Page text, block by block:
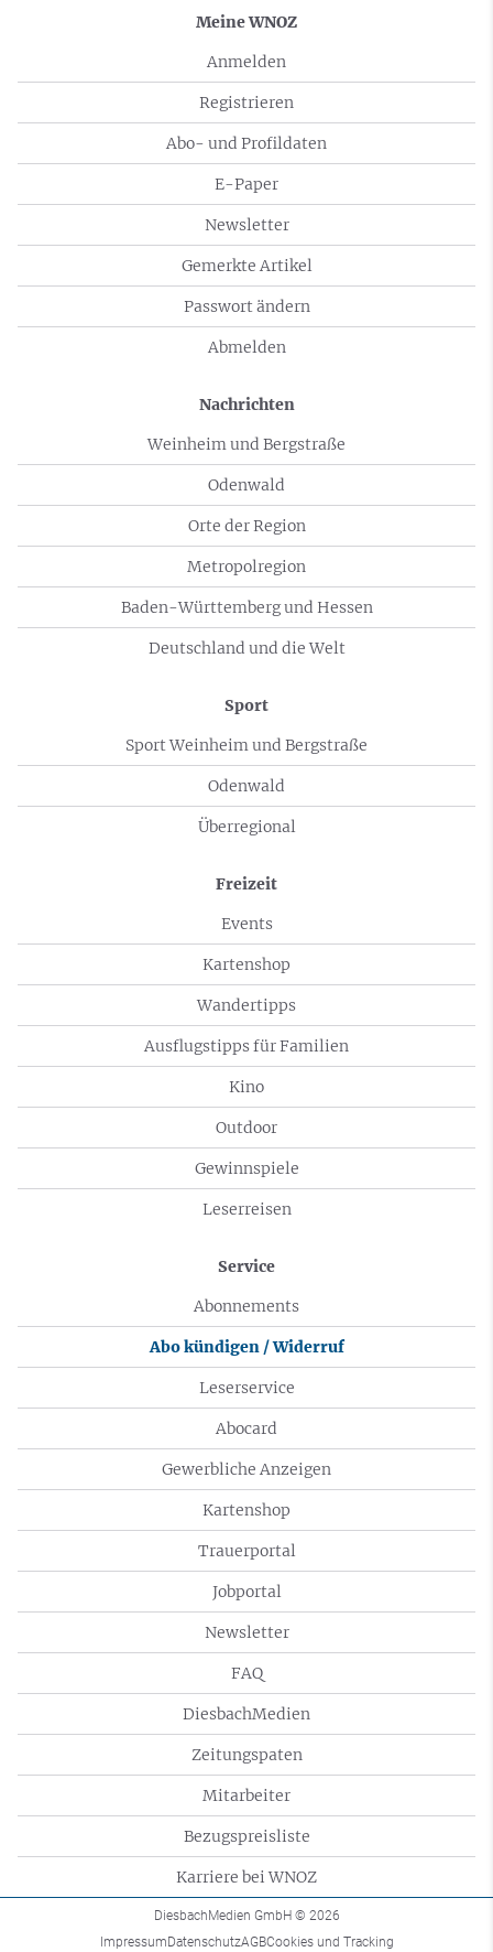
Meine WNOZ
Anmelden
Registrieren
Abo- und Profildaten
E-Paper
Newsletter
Gemerkte Artikel
Passwort ändern
Abmelden
Nachrichten
Weinheim und Bergstraße
Odenwald
Orte der Region
Metropolregion
Baden-Württemberg und Hessen
Deutschland und die Welt
Sport
Sport Weinheim und Bergstraße
Odenwald
Überregional
Freizeit
Events
Kartenshop
Wandertipps
Ausflugstipps für Familien
Kino
Outdoor
Gewinnspiele
Leserreisen
Service
Abonnements
Abo kündigen / Widerruf
Leserservice
Abocard
Gewerbliche Anzeigen
Kartenshop
Trauerportal
Jobportal
Newsletter
FAQ
DiesbachMedien
Zeitungspaten
Mitarbeiter
Bezugspreisliste
Karriere bei WNOZ
DiesbachMedien GmbH © 2026
ImpressumDatenschutzAGBCookies und Tracking